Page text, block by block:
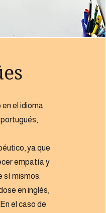
el idioma
ya que
empatía y
sí mismos.
en inglés,
el caso de